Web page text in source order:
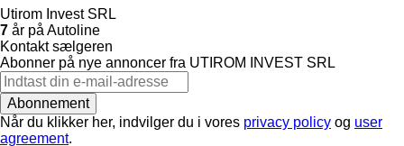
Utirom Invest SRL
7 år på Autoline
Kontakt sælgeren
Abonner på nye annoncer fra UTIROM INVEST SRL
Abonnement
Når du klikker her, indvilger du i vores privacy policy og user
agreement.